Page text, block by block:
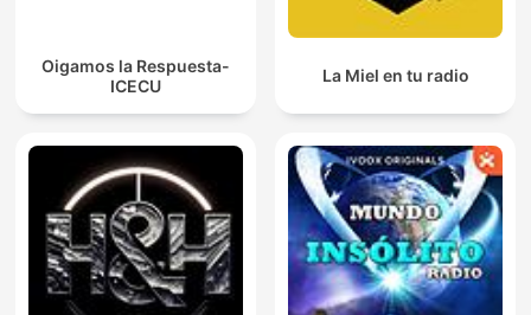
Oigamos la Respuesta-
ICECU
La Miel en tu radio